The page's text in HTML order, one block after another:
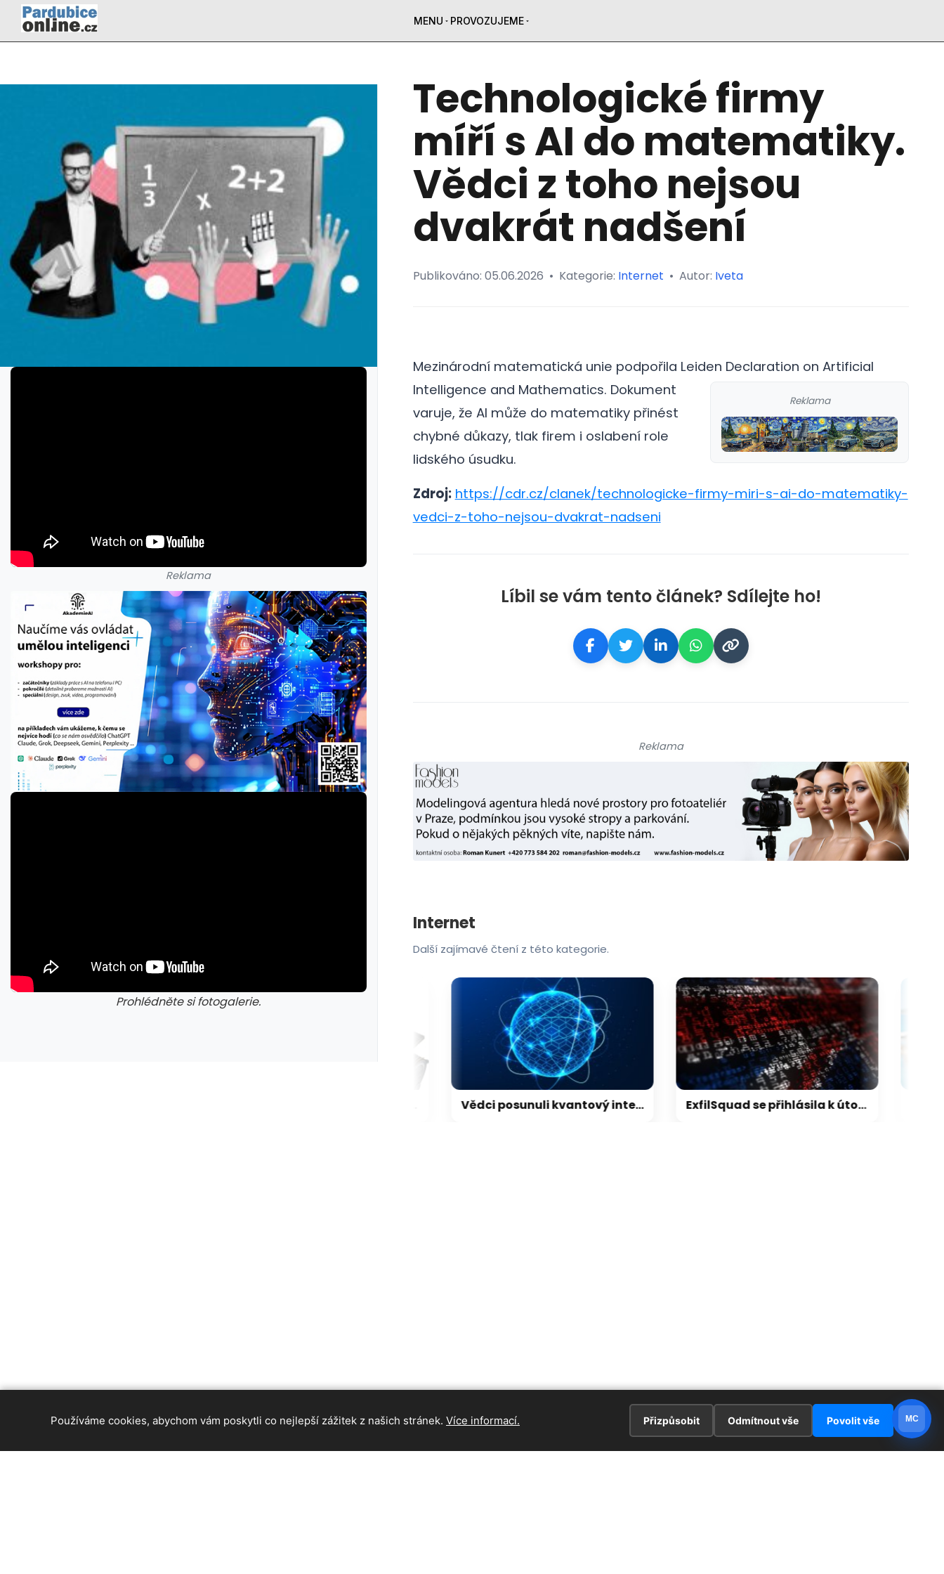
MENU PROVOZUJEME
Reklama
Prohlédněte si fotogalerie.
galerie: cviky galerie: cviky
Technologické firmy
míří s AI do matematiky.
Vědci z toho nejsou
dvakrát nadšení
Publikováno: 05.06.2026 • Kategorie: Internet • Autor: Iveta
Mezinárodní matematická unie podpořila Leiden Declaration on Artificial
Intelligence and Mathematics.
Reklama
Dokument
varuje, že AI může do matematiky přinést
chybné důkazy, tlak firem i oslabení role
lidského úsudku.
Zdroj: https://cdr.cz/clanek/technologicke-firmy-miri-s-ai-do-matematiky-
vedci-z-toho-nejsou-dvakrat-nadseni
Líbil se vám tento článek? Sdílejte ho!
Reklama
Internet
Další zajímavé čtení z této kategorie.
Vědci posunuli kvantový internet. Propojili ho s běžným internetem ExfilSquad se přihlásila k útoku na britskou policii. Žádala výkupné za mlčení
Používáme cookies, abychom vám poskytli co nejlepší zážitek z našich stránek. Více informací. Přizpůsobit Odmítnout vše Povolit vše MC